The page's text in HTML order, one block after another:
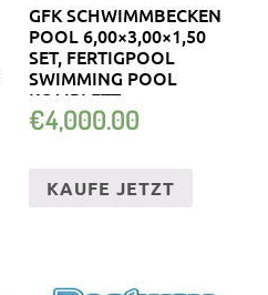
GFK SCHWIMMBECKEN
POOL 6,00×3,00×1,50
SET, FERTIGPOOL
SWIMMING POOL
KOMPLETT
€4,000.00
KAUFE JETZT